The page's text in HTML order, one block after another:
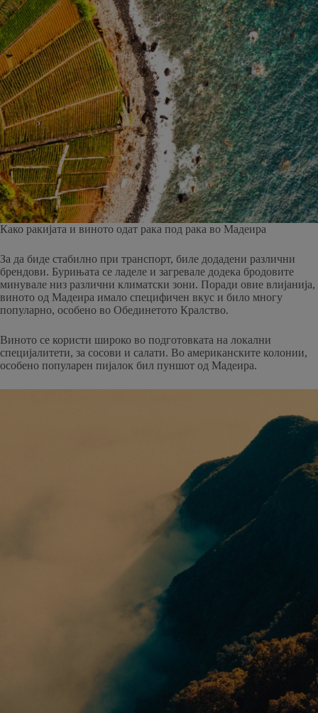
Како ракијата и виното одат рака под рака во Мадеира
За да биде стабилно при транспорт, биле додадени различни
брендови. Бурињата се ладеле и загревале додека бродовите
минувале низ различни климатски зони. Поради овие влијанија,
виното од Мадеира имало специфичен вкус и било многу
популарно, особено во Обединетото Кралство.
Виното се користи широко во подготовката на локални
специјалитети, за сосови и салати. Во американските колонии,
особено популарен пијалок бил пуншот од Мадеира.